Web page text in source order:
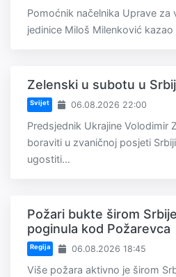
Pomoćnik načelnika Uprave
jedinice Miloš Milenković kazao
Zelenski u subotu u
Svijet 06.08.2026 22:00
Predsjednik Ukrajine Volodimir
boraviti u zvaničnoj posjeti
ugostiti...
Požari bukte širom
poginula kod Požarevca
Regija 06.08.2026 18:45
Više požara aktivno je širom